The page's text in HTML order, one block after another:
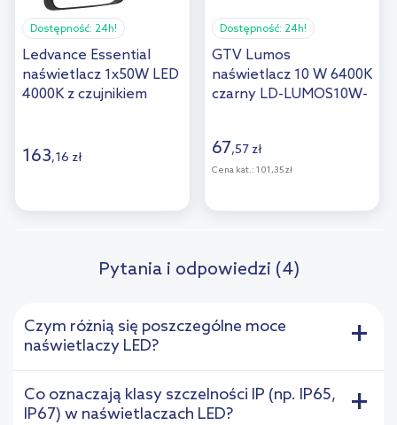
Dostępność: 24h!
Ledvance Essential
naświetlacz 1x50W LED
4000K z czujnikiem
163,16 zł
Dostępność: 24h!
GTV Lumos
naświetlacz 10 W 6400K
czarny LD-LUMOS10W-
67,57 zł
Cena kat.: 101,35 zł
Pytania i odpowiedzi (4)
Czym różnią się poszczególne moce
naświetlaczy LED?
+
Co oznaczają klasy szczelności IP (np. IP65,
IP67) w naświetlaczach LED?
+